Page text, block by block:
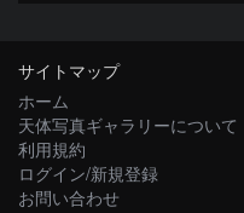
サイトマップ
ホーム
天体写真ギャラリーについて
利用規約
ログイン/新規登録
お問い合わせ